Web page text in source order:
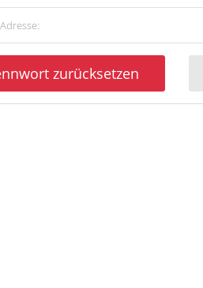
zurücksetzen